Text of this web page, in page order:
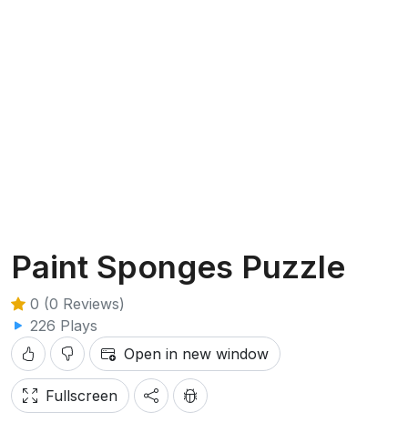
Paint Sponges Puzzle
0 (0 Reviews)
226 Plays
Open in new window
Fullscreen